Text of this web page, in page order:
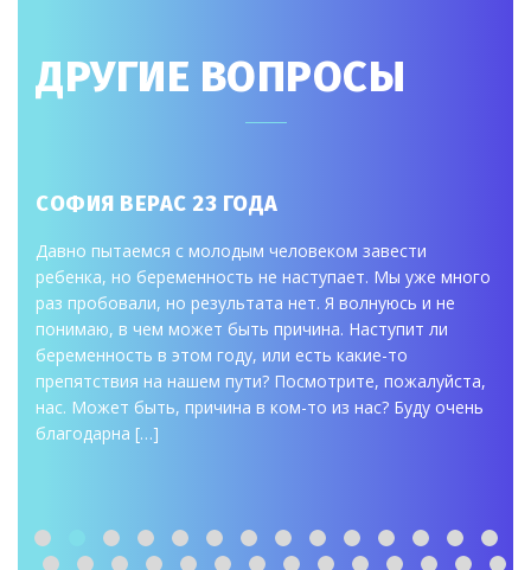
ДРУГИЕ ВОПРОСЫ
СОФИЯ ВЕРАС 23 ГОДА
Давно пытаемся с молодым человеком завести
ребенка, но беременность не наступает. Мы уже много
раз пробовали, но результата нет. Я волнуюсь и не
понимаю, в чем может быть причина. Наступит ли
беременность в этом году, или есть какие-то
препятствия на нашем пути? Посмотрите, пожалуйста,
нас. Может быть, причина в ком-то из нас? Буду очень
благодарна […]